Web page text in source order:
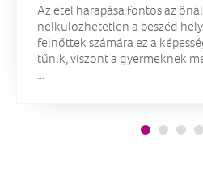
Az étel harapása fontos az
nélkülözhetetlen a beszéd
felnőttek számára ez a
tűnik, viszont a gyermeknek
...